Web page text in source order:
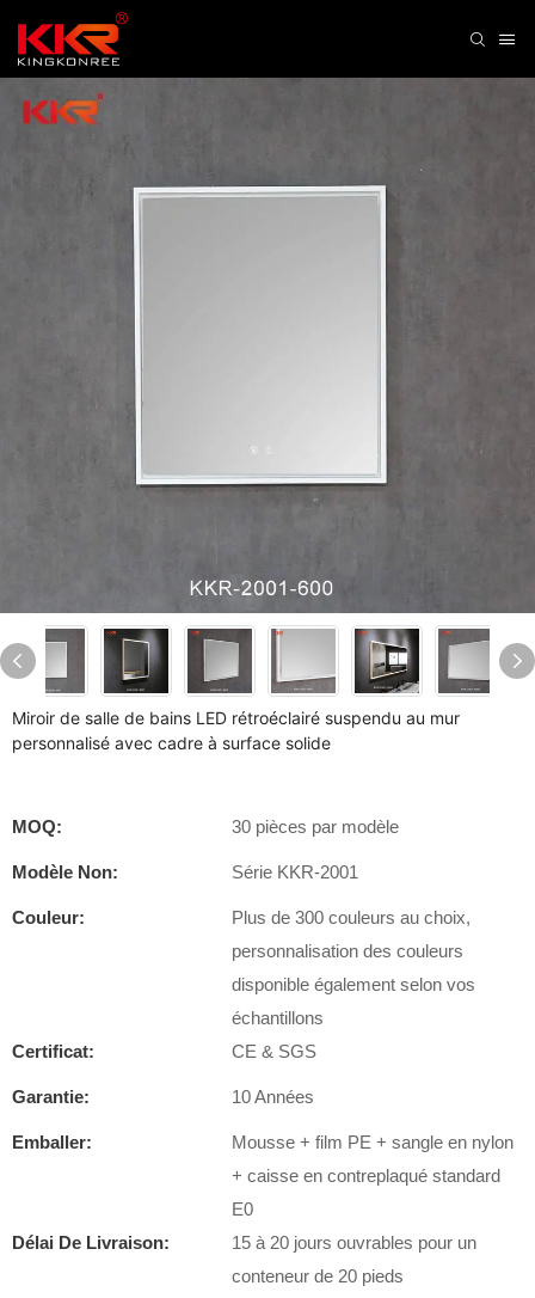
Miroir de salle de bains LED rétroéclairé suspendu au mur
personnalisé avec cadre à surface solide
MOQ: 30 pièces par modèle
Modèle Non: Série KKR-2001
Couleur:
Plus de 300 couleurs au choix,
personnalisation des couleurs
disponible également selon vos
échantillons
Certificat:
CE & SGS
Garantie: 10 Années
Emballer:
Mousse + film PE + sangle en nylon
+ caisse en contreplaqué standard
E0
Délai De Livraison:
15 à 20 jours ouvrables pour un
conteneur de 20 pieds